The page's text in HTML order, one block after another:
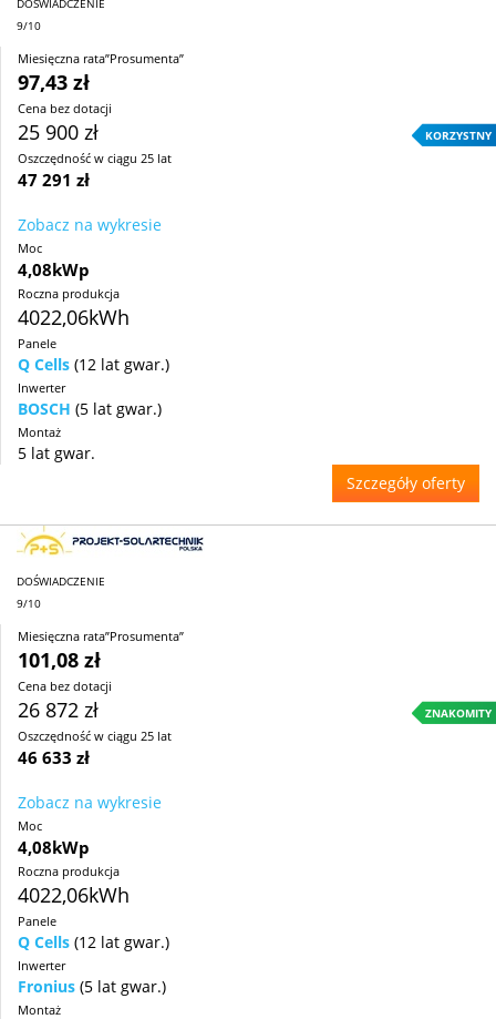
DOŚWIADCZENIE
9/10
Miesięczna rata”Prosumenta”
97,43 zł
Cena bez dotacji
25 900 zł KORZYSTNY
Oszczędność w ciągu 25 lat
47 291 zł
Zobacz na wykresie
Moc
4,08kWp
Roczna produkcja
4022,06kWh
Panele
Q Cells (12 lat gwar.)
Inwerter
BOSCH (5 lat gwar.)
Montaż
5 lat gwar.
Szczegóły oferty
DOŚWIADCZENIE
9/10
Miesięczna rata”Prosumenta”
101,08 zł
Cena bez dotacji
26 872 zł ZNAKOMITY
Oszczędność w ciągu 25 lat
46 633 zł
Zobacz na wykresie
Moc
4,08kWp
Roczna produkcja
4022,06kWh
Panele
Q Cells (12 lat gwar.)
Inwerter
Fronius (5 lat gwar.)
Montaż